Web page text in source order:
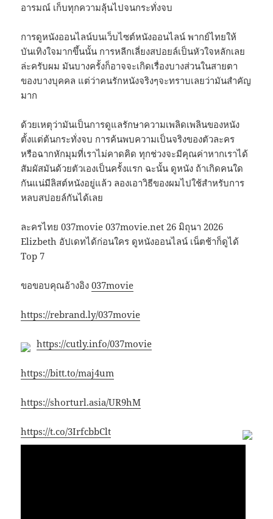
อารมณ์ เก็บทุกความลุ้นไปจนกระทั่งจบ
การดูหนังออนไลน์บนเว็บไซต์หนังออนไลน์ พากย์ไทยให้
บันเทิงใจมากขึ้นนั้น การหลีกเลี่ยงสปอยล์เป็นหัวใจหลักเลย
ล่ะครับผม มันบางครั้งก็อาจจะเกิดเรื่องบางส่วนในสายตา
ของบางบุคคล แต่ว่าคนรักหนังจริงๆจะทราบเลยว่ามันสำคัญ
มาก
ด้วยเหตุว่ามันเป็นการดูแลรักษาความเพลิดเพลินของหนัง
ตั้งแต่ต้นกระทั่งจบ การค้นพบความเป็นจริงของตัวละคร
หรือฉากหักมุมที่เราไม่คาดคิด ทุกช่วงจะมีคุณค่าหากเราได้
สัมผัสมันด้วยตัวเองเป็นครั้งแรก ฉะนั้น ดูหนัง ถ้าเกิดคนใด
กันแน่มีลิสต์หนังอยู่แล้ว ลองเอาวิธีของผมไปใช้สำหรับการ
หลบสปอยล์กันได้เลย
ละครไทย 037movie 037movie.net 26 มิถุนา 2026
Elizbeth อัปเดทได้ก่อนใคร ดูหนังออนไลน์ เน็ตช้าก็ดูได้
Top 7
ขอขอบคุณอ้างอิง037movie
https://rebrand.ly/037movie
https://cutly.info/037movie
https://bitt.to/maj4um
https://shorturl.asia/UR9hM
https://t.co/3IrfcbbClt